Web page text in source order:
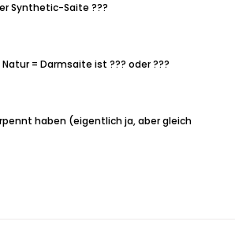
Synthetic-Saite ???
= Darmsaite ist ??? oder ???
haben (eigentlich ja, aber gleich